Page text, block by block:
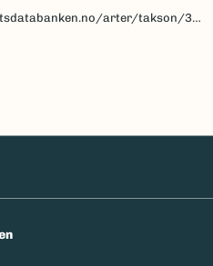
arter/takson/32616